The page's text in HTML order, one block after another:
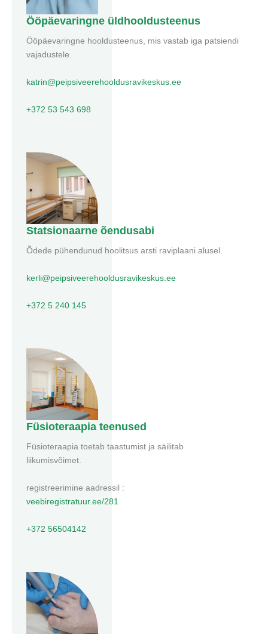
Ööpäevaringne üldhooldusteenus
Ööpäevaringne hooldusteenus, mis vastab iga patsiendi
vajadustele.
katrin@peipsiveerehooldusravikeskus.ee
+372 53 543 698
Statsionaarne õendusabi
Õdede pühendunud hoolitsus arsti raviplaani alusel.
kerli@peipsiveerehooldusravikeskus.ee
+372 5 240 145
Füsioteraapia teenused
Füsioteraapia toetab taastumist ja säilitab
liikumisvõimet.
registreerimine aadressil :
veebiregistratuur.ee/281
+372 56504142